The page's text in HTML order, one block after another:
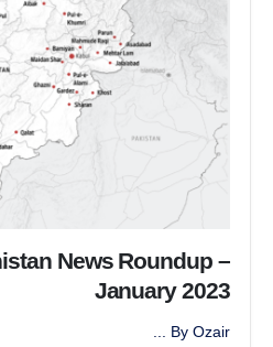
News Roundup –
January 2023
By Ozair ...